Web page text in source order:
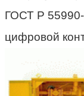
ГОСТ Р
цифровой